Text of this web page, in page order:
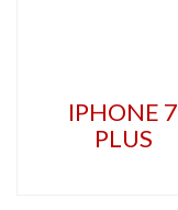
IPHONE 7
PLUS